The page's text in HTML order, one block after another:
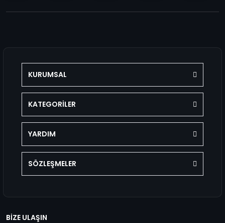
KURUMSAL
KATEGORİLER
YARDIM
SÖZLEŞMELER
BİZE ULAŞIN